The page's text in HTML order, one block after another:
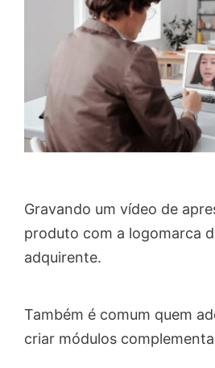
Gravando um vídeo de
produto com a logomarca
adquirente.
Também é comum quem
criar módulos